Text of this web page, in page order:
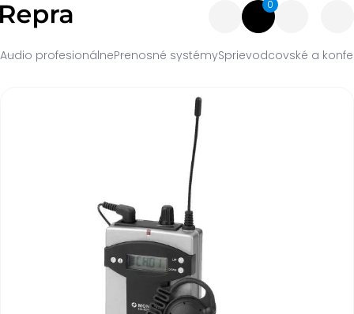
0
Audio profesionálnePrenosné systémySprievodcovské a